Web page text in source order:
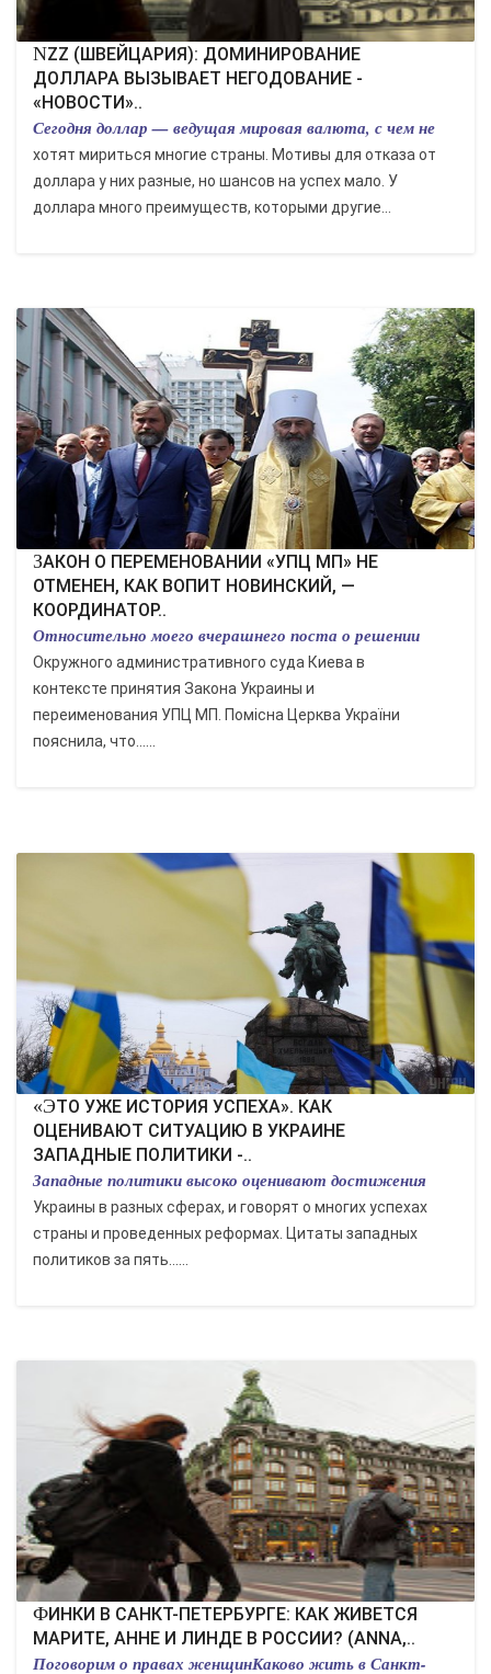
NZZ (ШВЕЙЦАРИЯ): ДОМИНИРОВАНИЕ
ДОЛЛАРА ВЫЗЫВАЕТ НЕГОДОВАНИЕ -
«НОВОСТИ»..
Сегодня доллар — ведущая мировая валюта, с чем не
хотят мириться многие страны. Мотивы для отказа от
доллара у них разные, но шансов на успех мало. У
доллара много преимуществ, которыми другие...
ЗАКОН О ПЕРЕМЕНОВАНИИ «УПЦ МП» НЕ
ОТМЕНЕН, КАК ВОПИТ НОВИНСКИЙ, —
КООРДИНАТОР..
Относительно моего вчерашнего поста о решении
Окружного административного суда Киева в
контексте принятия Закона Украины и
переименования УПЦ МП. Помісна Церква України
пояснила, что......
«ЭТО УЖЕ ИСТОРИЯ УСПЕХА». КАК
ОЦЕНИВАЮТ СИТУАЦИЮ В УКРАИНЕ
ЗАПАДНЫЕ ПОЛИТИКИ -..
Западные политики высоко оценивают достижения
Украины в разных сферах, и говорят о многих успехах
страны и проведенных реформах. Цитаты западных
политиков за пять......
ФИНКИ В САНКТ-ПЕТЕРБУРГЕ: КАК ЖИВЕТСЯ
МАРИТЕ, АННЕ И ЛИНДЕ В РОССИИ? (ANNA,..
Поговорим о правах женщинКаково жить в Санкт-